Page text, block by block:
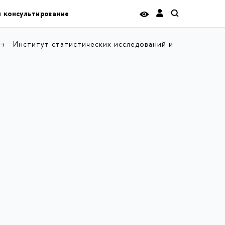
Институт статистических исследований и